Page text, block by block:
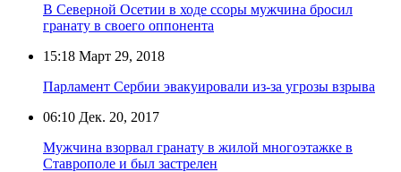
В Северной Осетии в ходе ссоры мужчина бросил
гранату в своего оппонента
15:18 Март 29, 2018
Парламент Сербии эвакуировали из-за угрозы взрыва
06:10 Дек. 20, 2017
Мужчина взорвал гранату в жилой многоэтажке в
Ставрополе и был застрелен